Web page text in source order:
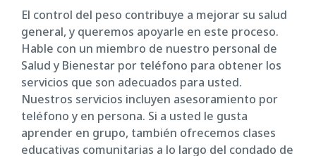
El control del peso contribuye a mejorar su salud
general, y queremos apoyarle en este proceso.
Hable con un miembro de nuestro personal de
Salud y Bienestar por teléfono para obtener los
servicios que son adecuados para usted.
Nuestros servicios incluyen asesoramiento por
teléfono y en persona. Si a usted le gusta
aprender en grupo, también ofrecemos clases
educativas comunitarias a lo largo del condado de